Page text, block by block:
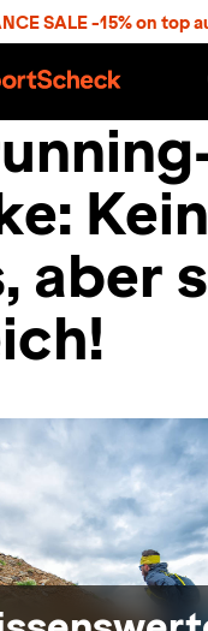
SALE -15% on top
Kein
aber